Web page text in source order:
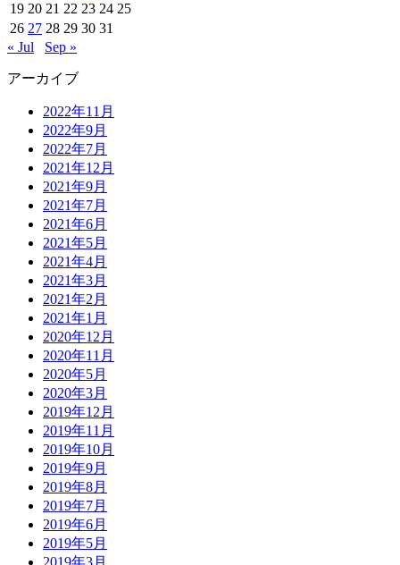
19 20 21 22 23 24 25
26 27 28 29 30 31
« Jul
Sep »
アーカイブ
2022年11月
2022年9月
2022年7月
2021年12月
2021年9月
2021年7月
2021年6月
2021年5月
2021年4月
2021年3月
2021年2月
2021年1月
2020年12月
2020年11月
2020年5月
2020年3月
2019年12月
2019年11月
2019年10月
2019年9月
2019年8月
2019年7月
2019年6月
2019年5月
2019年3月